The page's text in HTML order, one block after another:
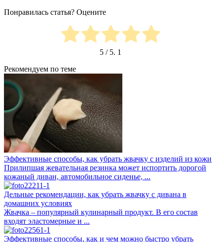
Понравилась статья? Оцените
5 / 5. 1
Рекомендуем по теме
Эффективные способы, как убрать жвачку с изделий из кожи
Прилипшая жевательная резинка может испортить дорогой
кожаный диван, автомобильное сиденье, ...
Дельные рекомендации, как убрать жвачку с дивана в
домашних условиях
Жвачка – популярный кулинарный продукт. В его состав
входят эластомерные и ...
Эффективные способы, как и чем можно быстро убрать